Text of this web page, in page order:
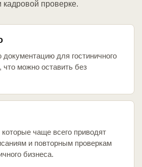
проверке.
для гостиничного
что можно оставить без
чаще всего приводят
и повторным проверкам
бизнеса.